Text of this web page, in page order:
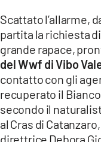
LACAPITALENEWS.IT
ANDROID
APPLE
Scattato l’allarme,
partita la richiesta
grande rapace,
del Wwf di Vibo
contatto con gli
recuperato il
secondo il
al Cras di
direttrice Debora